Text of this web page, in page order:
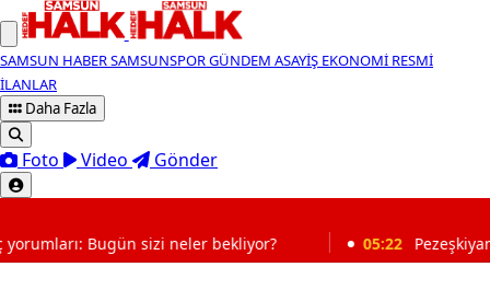
SAMSUN HABERSAMSUNSPORGÜNDEM ASAYİŞ EKONOMİ RESMİ
İLANLAR
Daha Fazla
Foto Video Gönder
05:22 Pezeşkiyan’dan ABD mesajı: “Anlaşma